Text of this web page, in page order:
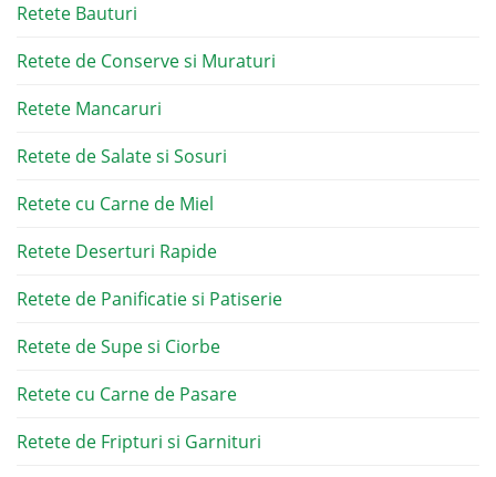
Retete Bauturi
Retete de Conserve si Muraturi
Retete Mancaruri
Retete de Salate si Sosuri
Retete cu Carne de Miel
Retete Deserturi Rapide
Retete de Panificatie si Patiserie
Retete de Supe si Ciorbe
Retete cu Carne de Pasare
Retete de Fripturi si Garnituri